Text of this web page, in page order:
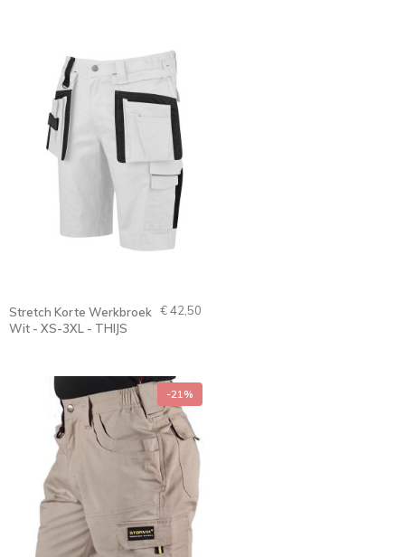
Stretch Korte Werkbroek
Wit - XS-3XL - THIJS
€ 42,50
-21%